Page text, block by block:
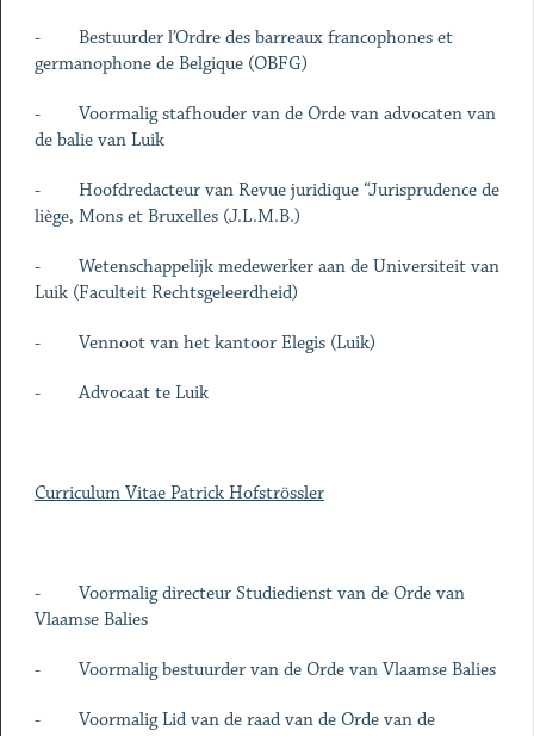
- Bestuurder l’Ordre des barreaux francophones et
germanophone de Belgique (OBFG)
- Voormalig stafhouder van de Orde van advocaten van
de balie van Luik
- Hoofdredacteur van Revue juridique “Jurisprudence de
liège, Mons et Bruxelles (J.L.M.B.)
- Wetenschappelijk medewerker aan de Universiteit van
Luik (Faculteit Rechtsgeleerdheid)
- Vennoot van het kantoor Elegis (Luik)
- Advocaat te Luik
Curriculum Vitae Patrick Hofströssler
- Voormalig directeur Studiedienst van de Orde van
Vlaamse Balies
- Voormalig bestuurder van de Orde van Vlaamse Balies
- Voormalig Lid van de raad van de Orde van de